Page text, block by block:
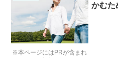
※本ページにはPRが含まれ
かむた